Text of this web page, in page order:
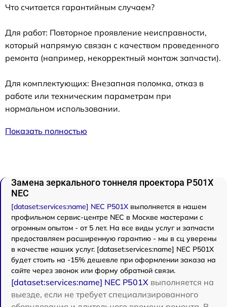
Что считается гарантийным случаем?
Для работ: Повторное проявление неисправности,
который напрямую связан с качеством проведенного
ремонта (например, некорректный монтаж запчасти).
Для комплектующих: Внезапная поломка, отказ в
работе или техническим параметрам при
нормальном использовании.
Показать полностью
Замена зеркального тоннеля проектора P501X
NEC
[dataset:services:name] NEC P501X выполняется в нашем
профильном сервис-центре NEC в Москве мастерами с
огромным опытом - от 5 лет. На все виды услуг и запчасти
предоставляем расширенную гарантию - мы в сц уверены
в качестве наших услуг. [dataset:services:name] NEC P501X
будет стоить на -15% дешевле при оформлении заказа на
сайте через звонок или форму обратной связи.
[dataset:services:name] NEC P501X выполняется на
выезде, если не требует специализированного